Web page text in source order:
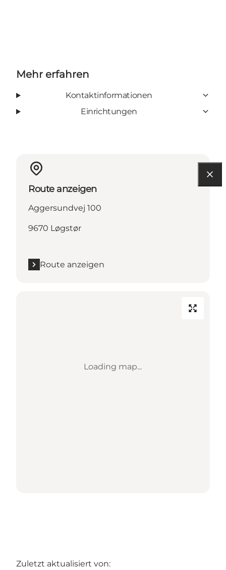
Mehr erfahren
Kontaktinformationen
Einrichtungen
Route anzeigen
Aggersundvej 100
9670 Løgstør
Route anzeigen
Loading map...
Zuletzt aktualisiert von: